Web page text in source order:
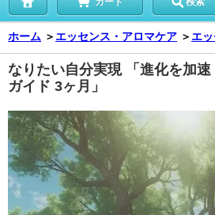
ホーム ＞ エッセンス・アロマケア ＞ エ
なりたい自分実現 「進化を加
ガイド 3ヶ月」